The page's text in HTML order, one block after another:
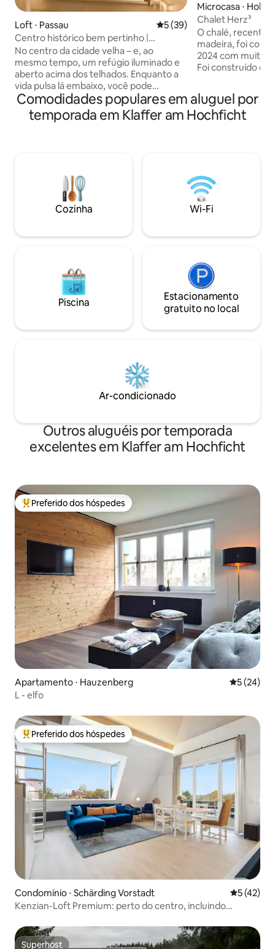
Loft ⋅ Passau 5 de uma avaliação média
5 (39)
Centro histórico bem pertinho |
Danúbio, barcos à vista
No centro da cidade velha – e, ao
mesmo tempo, um refúgio iluminado e
aberto acima dos telhados. Enquanto a
vida pulsa lá embaixo, você pode
desfrutar do apartamento em estilo loft,
da luz, do espaço e da vista para a
vegetação. Cafés, restaurantes e
Chegada confortável: check-in flexível,
cofre para chaves. É possível parar por
um curto período para descarregar
diretamente em frente à casa.
Microcasa ⋅
Chalet Herz³
O chalé,
madeira, foi
2024 com muito
Foi construído
exigências
estacionamento
a varanda
do Parque
caminhadas
Comodidades populares em aluguel por
temporada em Klaffer am Hochficht
Cozinha Wi-Fi
Piscina
Estacionamento
gratuito no local
Ar-condicionado
Outros aluguéis por temporada
excelentes em Klaffer am Hochficht
Entre os melhores preferidos dos hóspedes
Preferido dos hóspedes
Apartamento ⋅ Hauzenberg 5 de uma
5 (24)
L - elfo
Entre os melhores preferidos dos hóspedes
Preferido dos hóspedes
Condomínio ⋅ Schärding Vorstadt 5 de uma
5 (42)
Kenzian-Loft Premium: perto do centro, incluindo
Superhost